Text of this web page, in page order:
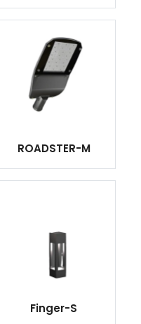
ROADSTER-M
Finger-S